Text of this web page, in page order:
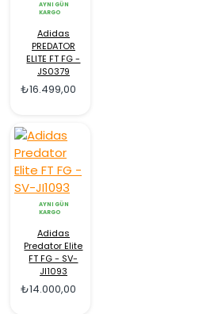
AYNI GÜN
KARGO
Adidas
PREDATOR
ELITE FT FG -
JS0379
₺16.499,00
AYNI GÜN
KARGO
Adidas
Predator Elite
FT FG - SV-
JI1093
₺14.000,00